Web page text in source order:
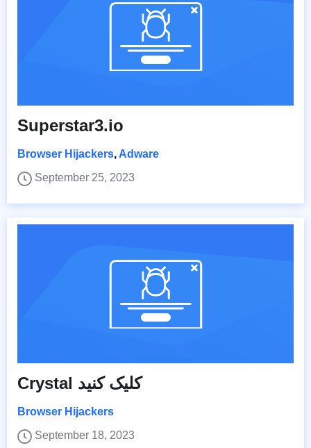
Superstar3.io
Browser Hijackers,Adware
September 25, 2023
Crystal کلیک کنید
Browser Hijackers
September 18, 2023